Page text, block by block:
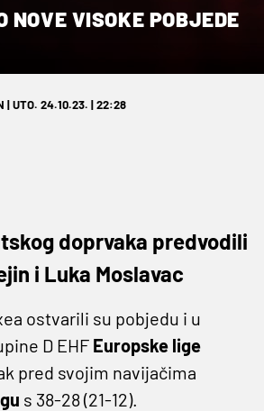
NOVE VISOKE POBJEDE
| UTO. 24.10.23. | 22:28
doprvaka predvodili
i Luka Moslavac
ostvarili su pobjedu i u
D EHF Europske lige
pred svojim navijačima
s 38-28 (21-12).